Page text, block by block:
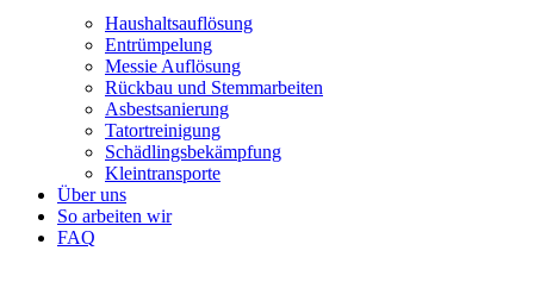
Haushaltsauflösung
Entrümpelung
Messie Auflösung
Rückbau und Stemmarbeiten
Asbestsanierung
Tatortreinigung
Schädlingsbekämpfung
Kleintransporte
Über uns
So arbeiten wir
FAQ